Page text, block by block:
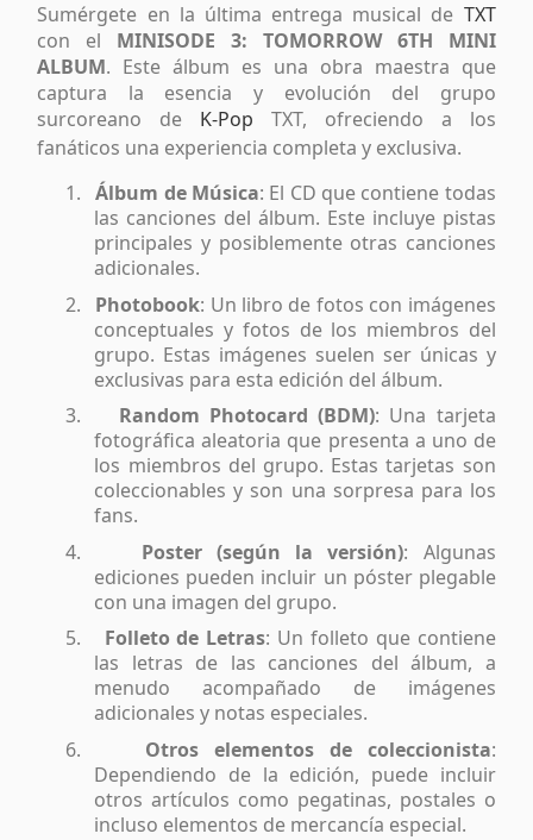
Sumérgete en la última entrega musical de TXT
con el MINISODE 3: TOMORROW 6TH MINI
ALBUM. Este álbum es una obra maestra que
captura la esencia y evolución del grupo
surcoreano de K-Pop TXT, ofreciendo a los
fanáticos una experiencia completa y exclusiva.
1. Álbum de Música: El CD que contiene todas
las canciones del álbum. Este incluye pistas
principales y posiblemente otras canciones
adicionales.
2.
Photobook: Un libro de fotos con imágenes
conceptuales y fotos de los miembros del
grupo. Estas imágenes suelen ser únicas y
exclusivas para esta edición del álbum.
3.
Random Photocard (BDM): Una tarjeta
fotográfica aleatoria que presenta a uno de
los miembros del grupo. Estas tarjetas son
coleccionables y son una sorpresa para los
fans.
4.
Poster (según la versión): Algunas
ediciones pueden incluir un póster plegable
con una imagen del grupo.
5.
Folleto de Letras: Un folleto que contiene
las letras de las canciones del álbum, a
menudo acompañado de imágenes
adicionales y notas especiales.
6.
Otros elementos de coleccionista:
Dependiendo de la edición, puede incluir
otros artículos como pegatinas, postales o
incluso elementos de mercancía especial.